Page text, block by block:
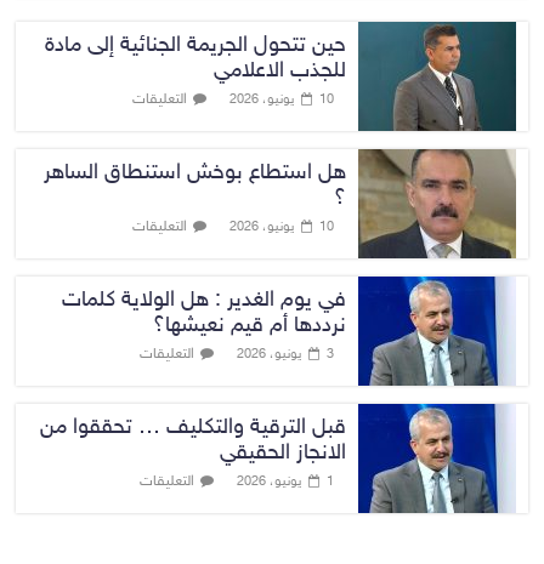
حين تتحول الجريمة الجنائية إلى مادة
للجذب الاعلامي
10 يونيو، 2026 التعليقات
هل استطاع بوخش استنطاق الساهر
؟
10 يونيو، 2026 التعليقات
في يوم الغدير : هل الولاية كلمات
نرددها أم قيم نعيشها؟
3 يونيو، 2026 التعليقات
قبل الترقية والتكليف … تحققوا من
الانجاز الحقيقي
1 يونيو، 2026 التعليقات